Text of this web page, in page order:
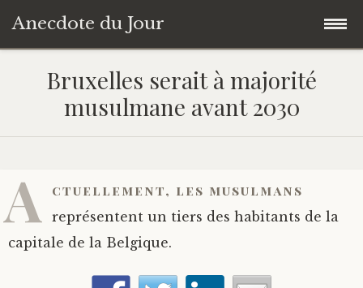
Anecdote du Jour
Accéder
contenu
principal
Accueil
Une anecdote au hasard
À propos
Bruxelles serait à majorité
musulmane avant 2030
A ctuellement, les musulmans
représentent un tiers des habitants de la
capitale de la Belgique.